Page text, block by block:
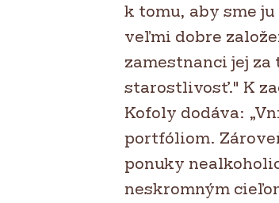
k tomu, aby sme
veľmi dobre
zamestnanci jej
starostlivosť." K
Kofoly dodáva:
portfóliom.
ponuky
neskromným